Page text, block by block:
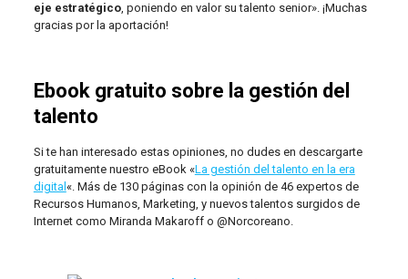
eje estratégico, poniendo en valor su talento senior». ¡Muchas
gracias por la aportación!
Ebook gratuito sobre la gestión del
talento
Si te han interesado estas opiniones, no dudes en descargarte
gratuitamente nuestro eBook «La gestión del talento en la era
digital «. Más de 130 páginas con la opinión de 46 expertos de
Recursos Humanos, Marketing, y nuevos talentos surgidos de
Internet como Miranda Makaroff o @Norcoreano.